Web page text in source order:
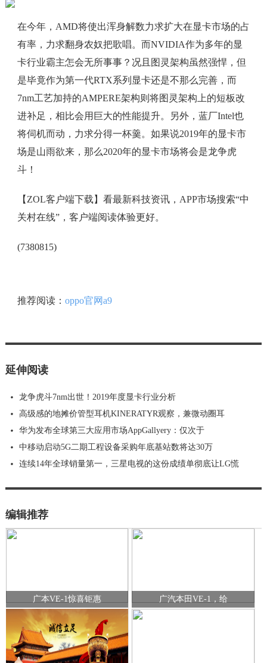
在今年，AMD将使出浑身解数力求扩大在显卡市场的占
有率，力求翻身农奴把歌唱。而NVIDIA作为多年的显
卡行业霸主怎会无所事事？况且图灵架构虽然强悍，但
是毕竟作为第一代RTX系列显卡还是不那么完善，而
7nm工艺加持的AMPERE架构则将图灵架构上的短板改
进补足，相比会用巨大的性能提升。另外，蓝厂Intel也
将伺机而动，力求分得一杯羹。如果说2019年的显卡市
场是山雨欲来，那么2020年的显卡市场将会是龙争虎
斗！
【ZOL客户端下载】看最新科技资讯，APP市场搜索“中
关村在线”，客户端阅读体验更好。
(7380815)
推荐阅读： oppo官网a9
延伸阅读
龙争虎斗7nm出世！2019年度显卡行业分析
高级感的地摊价管型耳机KINERATYR观察，兼微动圈耳
华为发布全球第三大应用市场AppGallyery：仅次于
中移动启动5G二期工程设备采购年底基站数将达30万
连续14年全球销量第一，三星电视的这份成绩单彻底让LG慌
编辑推荐
广本VE-1惊喜钜惠 广汽本田VE-1，给